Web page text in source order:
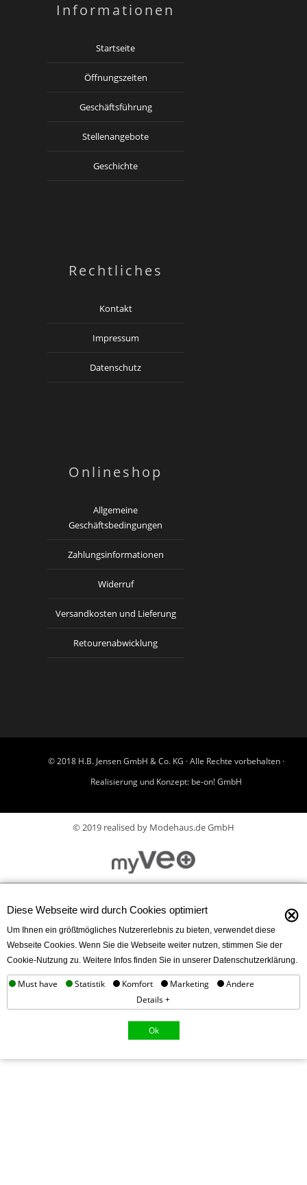
Informationen
Startseite
Öffnungszeiten
Geschäftsführung
Stellenangebote
Geschichte
Rechtliches
Kontakt
Impressum
Datenschutz
Onlineshop
Allgemeine
Geschäftsbedingungen
Zahlungsinformationen
Widerruf
Versandkosten und Lieferung
Retourenabwicklung
© 2018 H.B. Jensen GmbH & Co. KG · Alle Rechte vorbehalten ·
Realisierung und Konzept: be-on! GmbH
© 2019 realised by Modehaus.de GmbH
Diese Webseite wird durch Cookies optimiert ⊗
Um Ihnen ein größtmögliches Nutzererlebnis zu bieten, verwendet diese
Webseite Cookies. Wenn Sie die Webseite weiter nutzen, stimmen Sie der
Cookie-Nutzung zu. Weitere Infos finden Sie in unserer Datenschutzerklärung.
Must have Statistik Komfort Marketing
Andere
Details +
Ok